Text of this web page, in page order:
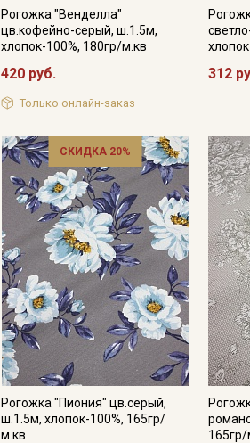
Рогожка "Венделла"
цв.кофейно-серый, ш.1.5м,
хлопок-100%, 180гр/м.кв
420 руб.
Только онлайн-заказ
312
СКИДКА 20%
Рогожка "Пиония" цв.серый,
ш.1.5м, хлопок-100%, 165гр/
м.кв
165гр/
данных
и даю
данных
ДаюСогласие